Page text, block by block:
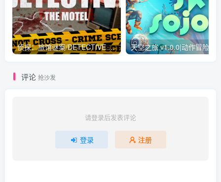
侦探：旅馆谜案/DETECTIVE – The Motel Build.16365120|动作冒险|容量16.5GB|免安装绿色中文版
评论 抢沙发
请登录后发表评论
登录 注册